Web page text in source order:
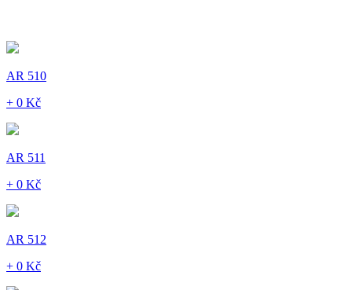
AR 510
+ 0 Kč
AR 511
+ 0 Kč
AR 512
+ 0 Kč